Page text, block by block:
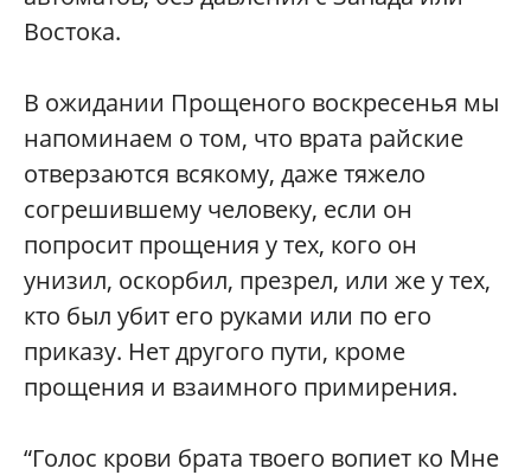
Востока.
В ожидании Прощеного воскресенья мы
напоминаем о том, что врата райские
отверзаются всякому, даже тяжело
согрешившему человеку, если он
попросит прощения у тех, кого он
унизил, оскорбил, презрел, или же у тех,
кто был убит его руками или по его
приказу. Нет другого пути, кроме
прощения и взаимного примирения.
“Голос крови брата твоего вопиет ко Мне